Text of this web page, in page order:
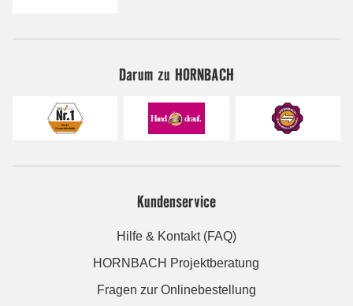
Darum zu HORNBACH
Kundenservice
Hilfe & Kontakt (FAQ)
HORNBACH Projektberatung
Fragen zur Onlinebestellung